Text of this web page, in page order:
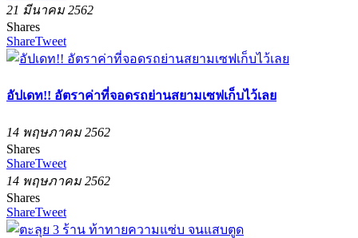
21 มีนาคม 2562
Shares
ShareTweet
อัปเดท!! อัตราค่าที่จอดรถย่านสยามเซฟเก็บไว้เลย
14 พฤษภาคม 2562
Shares
ShareTweet
14 พฤษภาคม 2562
Shares
ShareTweet